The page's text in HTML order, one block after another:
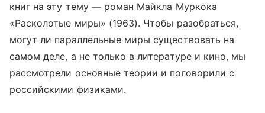
книг на эту тему — роман Майкла Муркока
«Расколотые миры» (1963). Чтобы разобраться,
могут ли параллельные миры существовать на
самом деле, а не только в литературе и кино, мы
рассмотрели основные теории и поговорили с
российскими физиками.